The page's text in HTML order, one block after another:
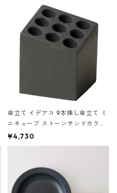
傘立て イデアコ 9本挿し傘立て ミ
ニキューブ ストーンサンドカラー
石調 ideaco Umbrella Stand CUB
E ストーンサンドブラック
¥4,730